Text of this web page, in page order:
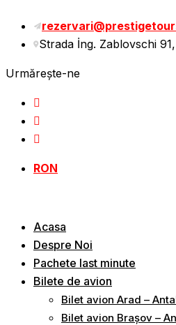
Strada İng. Zablovschi
Urmărește-ne
RON
Acasa
Despre Noi
Pachete last minute
Bilete de avion
Bilet avion Arad –
Bilet avion Brașov –